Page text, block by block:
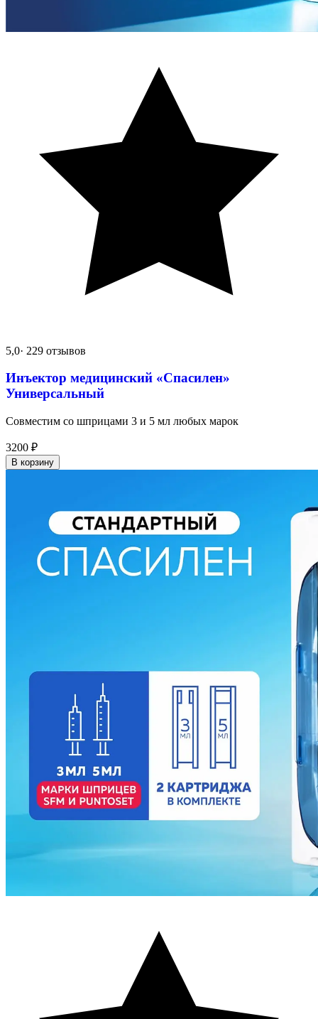
5,0· 229 отзывов
Инъектор медицинский «Спасилен»
Универсальный
Совместим со шприцами 3 и 5 мл любых марок
3200 ₽
В корзину